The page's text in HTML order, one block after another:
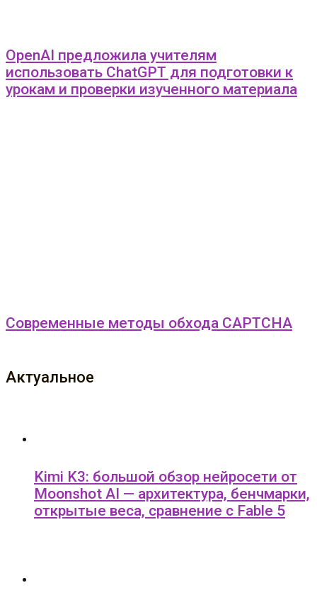
OpenAI предложила учителям
использовать ChatGPT для подготовки к
урокам и проверки изученного материала
Современные методы обхода CAPTCHA
Актуальное
Kimi K3: большой обзор нейросети от
Moonshot AI — архитектура, бенчмарки,
открытые веса, сравнение с Fable 5